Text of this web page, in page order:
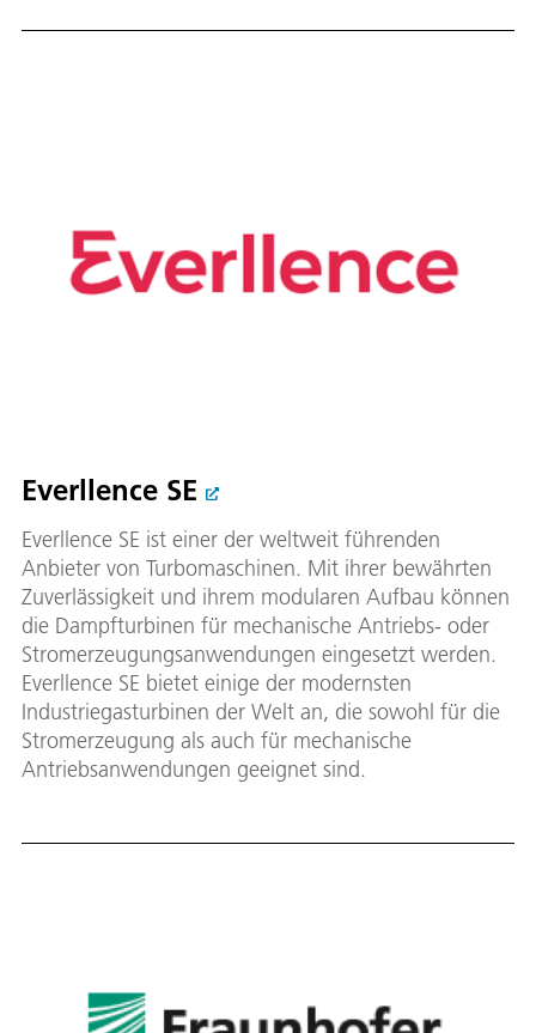
Everllence SE
Everllence SE ist einer der weltweit führenden
Anbieter von Turbomaschinen. Mit ihrer bewährten
Zuverlässigkeit und ihrem modularen Aufbau können
die Dampfturbinen für mechanische Antriebs- oder
Stromerzeugungsanwendungen eingesetzt werden.
Everllence SE bietet einige der modernsten
Industriegasturbinen der Welt an, die sowohl für die
Stromerzeugung als auch für mechanische
Antriebsanwendungen geeignet sind.